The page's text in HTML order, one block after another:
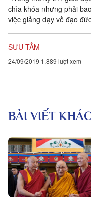
chìa khóa nhưng phải
việc giảng dạy về đạo
cảm xúc hơn là làm cho
trẻ quá thiên về vật chất." –
Đức Dalai Lama
SƯU TẦM
24/09/2019 1,889 lượt xem
BÀI VIẾT